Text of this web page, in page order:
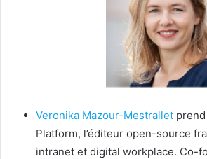
Veronika Mazour-Mestrallet prend
Platform, l’éditeur open-source
intranet et digital workplace. Co-